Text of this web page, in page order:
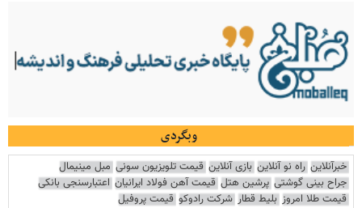
وبگردی
خبرآنلاین راه نو آنلاین بازی آنلاین قیمت تلویزیون سونی مبل مینیمال
جراح بینی گوشتی پرشین هتل قیمت آهن فولاد ایرانیان اعتبارسنجی بانکی
قیمت طلا امروز بلیط قطار شرکت رادوکو قیمت پروفیل